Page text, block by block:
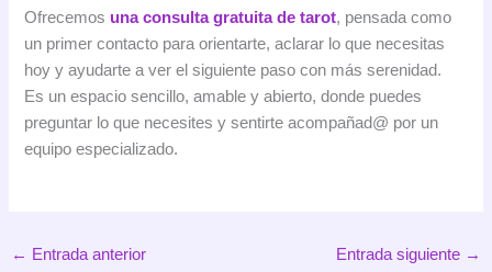
Ofrecemos una consulta gratuita de tarot, pensada como
un primer contacto para orientarte, aclarar lo que necesitas
hoy y ayudarte a ver el siguiente paso con más serenidad.
Es un espacio sencillo, amable y abierto, donde puedes
preguntar lo que necesites y sentirte acompañad@ por un
equipo especializado.
← Entrada anterior Entrada siguiente →